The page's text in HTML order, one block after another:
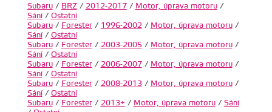
Subaru/ BRZ/ 2012-2017/ Motor, úprava motoru/
Sání/ Ostatní
Subaru/ Forester/ 1996-2002 / Motor, úprava motoru/
Sání/ Ostatní
Subaru/ Forester/ 2003-2005/ Motor, úprava motoru/
Sání/ Ostatní
Subaru/ Forester/ 2006-2007/ Motor, úprava motoru/
Sání/ Ostatní
Subaru/ Forester/ 2008-2013/ Motor, úprava motoru/
Sání/ Ostatní
Subaru/ Forester/ 2013+ / Motor, úprava motoru/ Sání